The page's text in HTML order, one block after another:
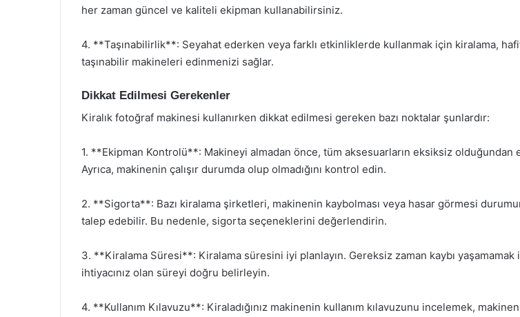
her zaman güncel ve kaliteli ekipman kullanabilirsiniz.
4. **Taşınabilirlik**: Seyahat ederken veya farklı etkinliklerde kullanmak için kiralama,
taşınabilir makineleri edinmenizi sağlar.
Dikkat Edilmesi Gerekenler
Kiralık fotoğraf makinesi kullanırken dikkat edilmesi gereken bazı noktalar şunlardır:
1. **Ekipman Kontrolü**: Makineyi almadan önce, tüm aksesuarların eksiksiz olduğundan
Ayrıca, makinenin çalışır durumda olup olmadığını kontrol edin.
2. **Sigorta**: Bazı kiralama şirketleri, makinenin kaybolması veya hasar görmesi
talep edebilir. Bu nedenle, sigorta seçeneklerini değerlendirin.
3. **Kiralama Süresi**: Kiralama süresini iyi planlayın. Gereksiz zaman kaybı yaşamamak
ihtiyacınız olan süreyi doğru belirleyin.
4. **Kullanım Kılavuzu**: Kiraladığınız makinenin kullanım kılavuzunu incelemek,